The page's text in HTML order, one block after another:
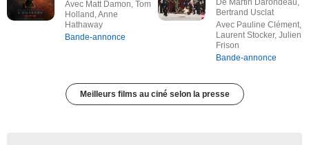
Avec Matt Damon, Tom
Holland, Anne
Hathaway
Bande-annonce
De Martin Darondeau,
Bertrand Usclat
Avec Pauline Clément,
Laurent Stocker, Julien
Frison
Bande-annonce
Meilleurs films au ciné selon la presse